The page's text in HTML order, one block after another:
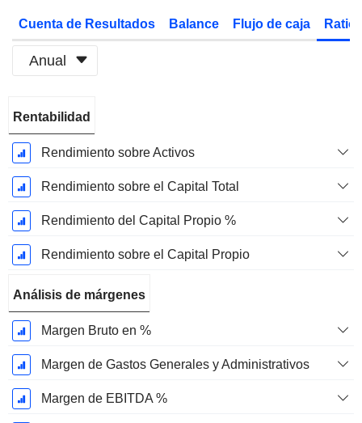
Cuenta de Resultados Balance Flujo de caja
Anual
fiscal:
Diciembre
Rentabilidad
Rendimiento sobre Activos
Rendimiento sobre el Capital Total
Rendimiento del Capital Propio %
Rendimiento sobre el Capital Propio
Análisis de márgenes
Margen Bruto en %
Margen de Gastos Generales y Administrativos
Margen de EBITDA %